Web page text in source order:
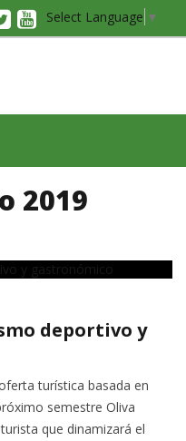
Select Language ▼
2019
deportivo y
turística basada en
semestre Oliva
que dinamizará el